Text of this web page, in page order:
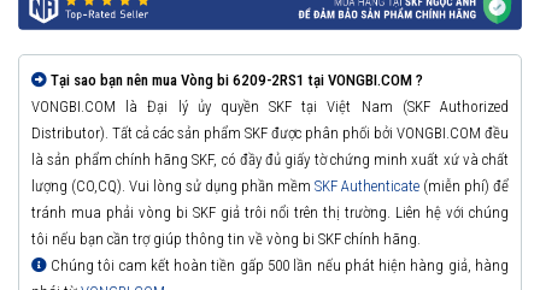
Tại sao bạn nên mua Vòng bi 6209-2RS1 tại VONGBI.COM ?
VONGBI.COM là Đại lý ủy quyền SKF tại Việt Nam (SKF Authorized
Distributor). Tất cả các sản phẩm SKF được phân phối bởi VONGBI.COM đều
là sản phẩm chính hãng SKF, có đầy đủ giấy tờ chứng minh xuất xứ và chất
lượng (CO,CQ). Vui lòng sử dụng phần mềm SKF Authenticate (miễn phí) để
tránh mua phải vòng bi SKF giả trôi nổi trên thị trường. Liên hệ với chúng
tôi nếu bạn cần trợ giúp thông tin về vòng bi SKF chính hãng.
Chúng tôi cam kết hoàn tiền gấp 500 lần nếu phát hiện hàng giả, hàng